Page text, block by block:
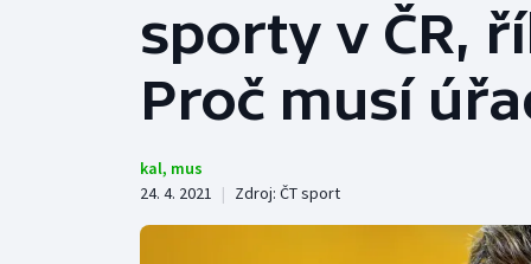
Tenis
Atletika
Basketbal
Biatlon
sporty v ČR,
Proč musí
kal, mus
24. 4. 2021 | Zdroj: ČT sport